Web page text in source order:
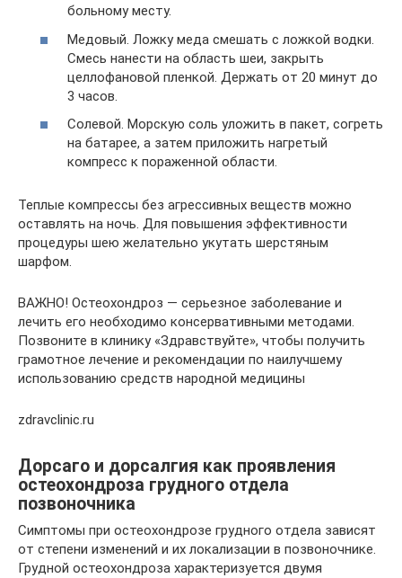
больному месту.
Медовый. Ложку меда смешать с ложкой водки.
Смесь нанести на область шеи, закрыть
целлофановой пленкой. Держать от 20 минут до
3 часов.
Солевой. Морскую соль уложить в пакет, согреть
на батарее, а затем приложить нагретый
компресс к пораженной области.
Теплые компрессы без агрессивных веществ можно
оставлять на ночь. Для повышения эффективности
процедуры шею желательно укутать шерстяным
шарфом.
ВАЖНО! Остеохондроз — серьезное заболевание и
лечить его необходимо консервативными методами.
Позвоните в клинику «Здравствуйте», чтобы получить
грамотное лечение и рекомендации по наилучшему
использованию средств народной медицины
zdravclinic.ru
Дорсаго и дорсалгия как проявления
остеохондроза грудного отдела
позвоночника
Симптомы при остеохондрозе грудного отдела зависят
от степени изменений и их локализации в позвоночнике.
Грудной остеохондроза характеризуется двумя